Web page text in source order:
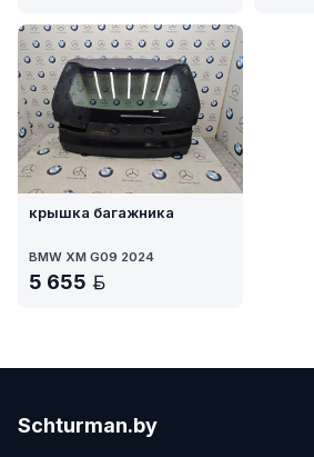
крышка багажника
BMW XM G09 2024
5 655
Schturman.by